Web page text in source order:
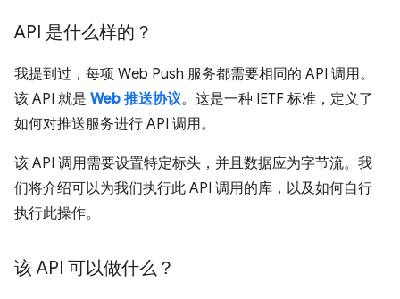
API 是什么样的？
我提到过，每项 Web Push 服务都需要相同的 API 调用。
该 API 就是 Web 推送协议。这是一种 IETF 标准，定义了
如何对推送服务进行 API 调用。
该 API 调用需要设置特定标头，并且数据应为字节流。我
们将介绍可以为我们执行此 API 调用的库，以及如何自行
执行此操作。
该 API 可以做什么？